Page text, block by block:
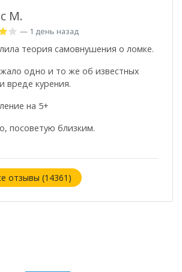
М.
— 1 день назад
теория самовнушения о ломке.
одно и то же об известных
вреде курения.
на 5+
посоветую близким.
отзывы (14361)